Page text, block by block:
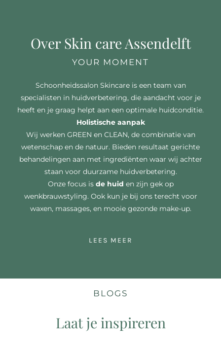
Over Skin care Assendelft
YOUR MOMENT
Schoonheidssalon Skincare is een team van
specialisten in huidverbetering, die aandacht voor je
heeft en je graag helpt aan een optimale huidconditie.
Holistische aanpak
Wij werken GREEN en CLEAN, de combinatie van
wetenschap en de natuur. Bieden resultaat gerichte
behandelingen aan met ingrediënten waar wij achter
staan voor duurzame huidverbetering.
Onze focus is de huid en zijn gek op
wenkbrauwstyling. Ook kun je bij ons terecht voor
waxen, massages, en mooie gezonde make-up.
LEES MEER
BLOGS
Laat je inspireren